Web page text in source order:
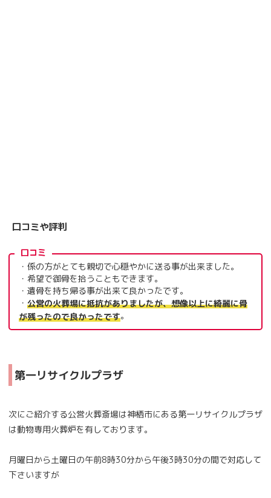
口コミや評判
口コミ
・係の方がとても親切で心穏やかに送る事が出来ました。
・希望で御骨を拾うこともできます。
・遺骨を持ち帰る事が出来て良かったです。
・ 公営の火葬場に抵抗がありましたが、想像以上に綺麗に骨
が残ったので良かったです。
第一リサイクルプラザ
次にご紹介する公営火葬斎場は神栖市にある第一リサイクルプラザ
は動物専用火葬炉を有しております。
月曜日から土曜日の午前8時30分から午後3時30分の間で対応して
下さいますが